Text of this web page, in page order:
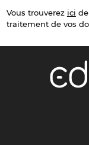
Vous trouverez ici
traitement de vos